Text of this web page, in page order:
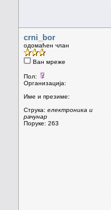
crni_bor
одомаћен члан
Ван мреже
Пол:
Организација:
Име и презиме:
Струка: електроника и
рачунар
Поруке: 263